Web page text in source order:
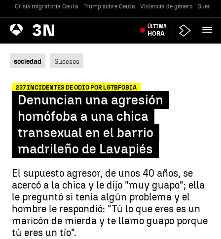
Crisis migratoria Ceuta Trump sobre Ceuta Violencia de género Guerra
Antena
3 Noticias ÚLTIMA
HORA
sociedad Sucesos
237 INCIDENTES DE ODIO POR LGTBFOBIA
Denuncian una agresión
homófoba a una chica
transexual en el barrio
madrileño de Lavapiés
El supuesto agresor, de unos 40 años, se
acercó a la chica y le dijo "muy guapo"; ella
le preguntó si tenía algún problema y el
hombre le respondió: "Tú lo que eres es un
maricón de mierda y te llamo guapo porque
tú eres un tío".